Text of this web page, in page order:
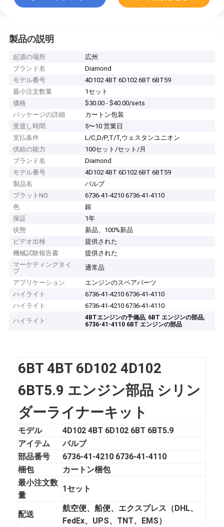
製品の説明
起源の場所
広州
ブランド名
Diamond
モデル番号
4D102 4BT 6D102 6BT 6BT59
最小注文数量
1セット
価格
$30.00 - $40.00/sets
パッケージの詳細
カートン包装
受渡し時間
5〜10 営業日
支払条件
L/C,D/P,T/T,ウェスタンユニオン
供給の能力
100セット/セット/月
ブランド名
Diamond
モデル番号
4D102 4BT 6D102 6BT 6BT59
製品名
バルブ
プラットNO.
6736-41-4210 6736-41-4110
色
銀
保証
1年
状態
新品、100%新品
ビデオ出検
提供された
機械試験報告書
提供された
マーケティングタイ
プ
通常品
アプリケーション
エンジンのスペアパーツ
ハイライト
6736-41-4210 6736-41-4110
ハイライト:
6736-41-4210 6736-41-4110
ハイライト:
4BTエンジンの予備品, 6BT エンジンの部品,
6736-41-4110 6BT エンジンの部品
6BT 4BT 6D102 4D102
6BT5.9 エンジン部品 シリン
ダーライナーキット
モデル
4D102 4BT 6D102 6BT 6BT5.9
アイテム
バルブ
部品番号
6736-41-4210 6736-41-4110
梱包
カートン梱包
最小注文数
量
1セット
配送
航空便、船便、エクスプレス（DHL、
FedEx、UPS、TNT、EMS）